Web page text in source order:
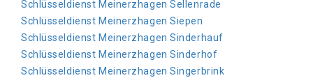
Schlüsseldienst Meinerzhagen Sellenrade
Schlüsseldienst Meinerzhagen Siepen
Schlüsseldienst Meinerzhagen Sinderhauf
Schlüsseldienst Meinerzhagen Sinderhof
Schlüsseldienst Meinerzhagen Singerbrink